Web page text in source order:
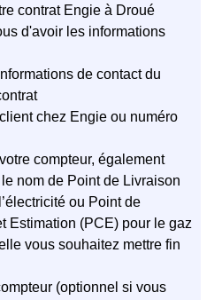
contrat Engie à Droué
d'avoir les informations
de contact du
chez Engie ou numéro
compteur, également
nom de Point de Livraison
ou Point de
Estimation (PCE) pour le gaz
vous souhaitez mettre fin
(optionnel si vous